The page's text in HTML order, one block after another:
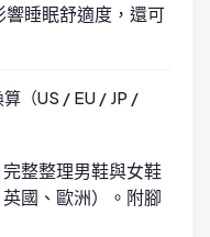
睡眠舒適度，還可
（US / EU / JP /
整整理男鞋與女鞋
國、歐洲）。附腳